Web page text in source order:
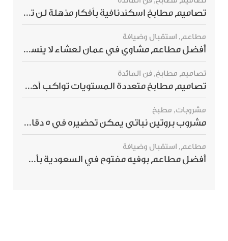
تصاميم مطابخ اسكندنافية بأفكار مذهلة لن ترغبي بتفويتها
مطاعم, استقبال وضيافة
أفضل مطاعم مشاوي في عمان لعشاء لا ينسى
تصاميم مطابخ, فن المائدة
تصاميم مطابخ متعددة المستويات تواكب أحدث صيحات الديكور العالمي
مشروبات, مطبخ
مشروب بروتين نباتي يمكن تحضيره في 5 دقائق ويمنحك شعورًا بالشبع
مطاعم, استقبال وضيافة
أفضل مطاعم بوفيه مفتوح في السعودية بأسعار تناسب الجميع